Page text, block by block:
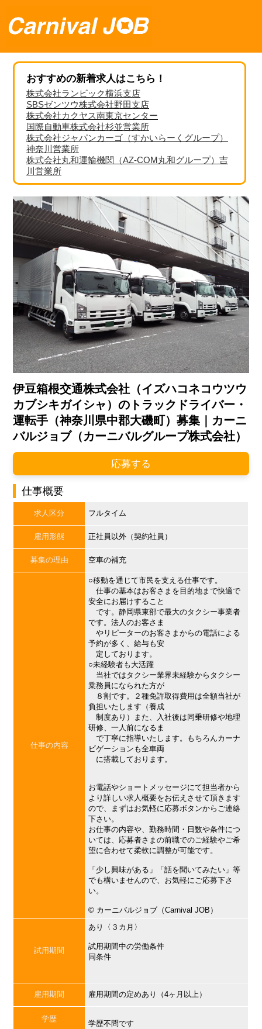
おすすめの新着求人はこちら！
株式会社ランビック横浜支店
SBSゼンツウ株式会社野田支店
株式会社カクヤス南東京センター
国際自動車株式会社杉並営業所
株式会社ジャパンカーゴ（すかいらーくグループ）
神奈川営業所
株式会社丸和運輸機関（AZ-COM丸和グループ）吉
川営業所
伊豆箱根交通株式会社（イズハコネコウツウ
カブシキガイシャ）のトラックドライバー・
運転手（神奈川県中郡大磯町）募集｜カーニ
バルジョブ（カーニバルグループ株式会社）
応募する
仕事概要
求人区分 フルタイム
雇用形態 正社員以外（契約社員）
募集の理由 空車の補充
仕事の内容
○移動を通じて市民を支える仕事です。
仕事の基本はお客さまを目的地まで快適で
安全にお届けすること
です。静岡県東部で最大のタクシー事業者
です。法人のお客さま
やリピーターのお客さまからの電話による
予約が多く、給与も安
定しております。
○未経験者も大活躍
当社ではタクシー業界未経験からタクシー
乗務員になられた方が
８割です。２種免許取得費用は全額当社が
負担いたします（養成
制度あり）また、入社後は同乗研修や地理
研修、一人前になるま
で丁寧に指導いたします。もちろんカーナ
ビゲーションも全車両
に搭載しております。
お電話やショートメッセージにて担当者から
より詳しい求人概要をお伝えさせて頂きます
ので、まずはお気軽に応募ボタンからご連絡
下さい。
お仕事の内容や、勤務時間・日数や条件につ
いては、応募者さまの前職でのご経験やご希
望に合わせて柔軟に調整が可能です。
「少し興味がある」「話を聞いてみたい」等
でも構いませんので、お気軽にご応募下さ
い。
©︎ カーニバルジョブ（Carnival JOB）
試用期間
あり〈３カ月〉
試用期間中の労働条件
同条件
雇用期間 雇用期間の定めあり（4ヶ月以上）
学歴
学歴不問です